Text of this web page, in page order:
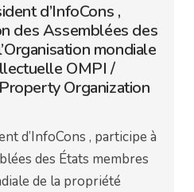
d’InfoCons ,
des Assemblées des
mondiale
OMPI /
Organization
d’InfoCons , participe à
des États membres
de la propriété